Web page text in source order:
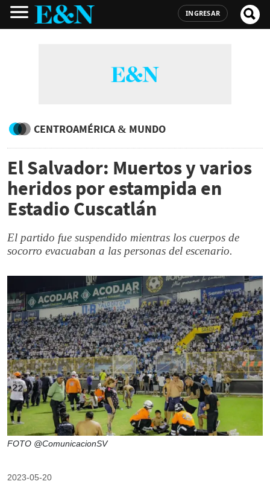
INGRESAR
CENTROAMÉRICA & MUNDO
El Salvador: Muertos y varios
heridos por estampida en
Estadio Cuscatlán
El partido fue suspendido mientras los cuerpos de
socorro evacuaban a las personas del escenario.
FOTO @ComunicacionSV
2023-05-20